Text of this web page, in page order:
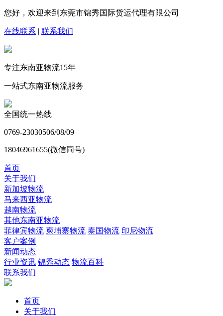
您好，欢迎来到东莞市锦秀国际货运代理有限公司
在线联系 | 联系我们
专注东南亚物流15年
一站式东南亚物流服务
全国统一热线
0769-23030506/08/09
18046961655(微信同号)
首页
关于我们
新加坡物流
马来西亚物流
越南物流
其他东南亚物流
菲律宾物流 柬埔寨物流 泰国物流 印尼物流
客户案例
新闻动态
行业资讯 锦秀动态 物流百科
联系我们
首页
关于我们